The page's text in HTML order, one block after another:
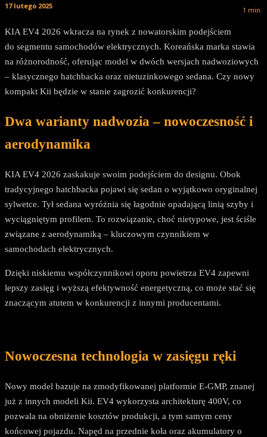
1 min.
17 lutego 2025
KIA EV4 2026 wkracza na rynek z nowatorskim podejściem
do segmentu samochodów elektrycznych. Koreańska marka stawia
na różnorodność, oferując model w dwóch wersjach nadwoziowych
– klasycznego hatchbacka oraz nietuzinkowego sedana. Czy nowy
kompakt Kii będzie w stanie zagrozić konkurencji?
Dwa warianty nadwozia – nowoczesność i
aerodynamika
KIA EV4 2026 zaskakuje swoim podejściem do designu. Obok
tradycyjnego hatchbacka pojawi się sedan o wyjątkowo oryginalnej
sylwetce. Tył sedana wyróżnia się łagodnie opadającą linią szyby i
wyciągniętym profilem. To rozwiązanie, choć nietypowe, jest ściśle
związane z aerodynamiką – kluczowym czynnikiem w
samochodach elektrycznych.
Dzięki niskiemu współczynnikowi oporu powietrza EV4 zapewni
lepszy zasięg i wyższą efektywność energetyczną, co może stać się
znaczącym atutem w konkurencji z innymi producentami.
Nowoczesna technologia w zasięgu ręki
Nowy model bazuje na zmodyfikowanej platformie E-GMP, znanej
już z innych modeli Kii. EV4 wykorzysta architekturę 400V, co
pozwala na obniżenie kosztów produkcji, a tym samym ceny
końcowej pojazdu. Napęd na przednie koła oraz akumulatory o